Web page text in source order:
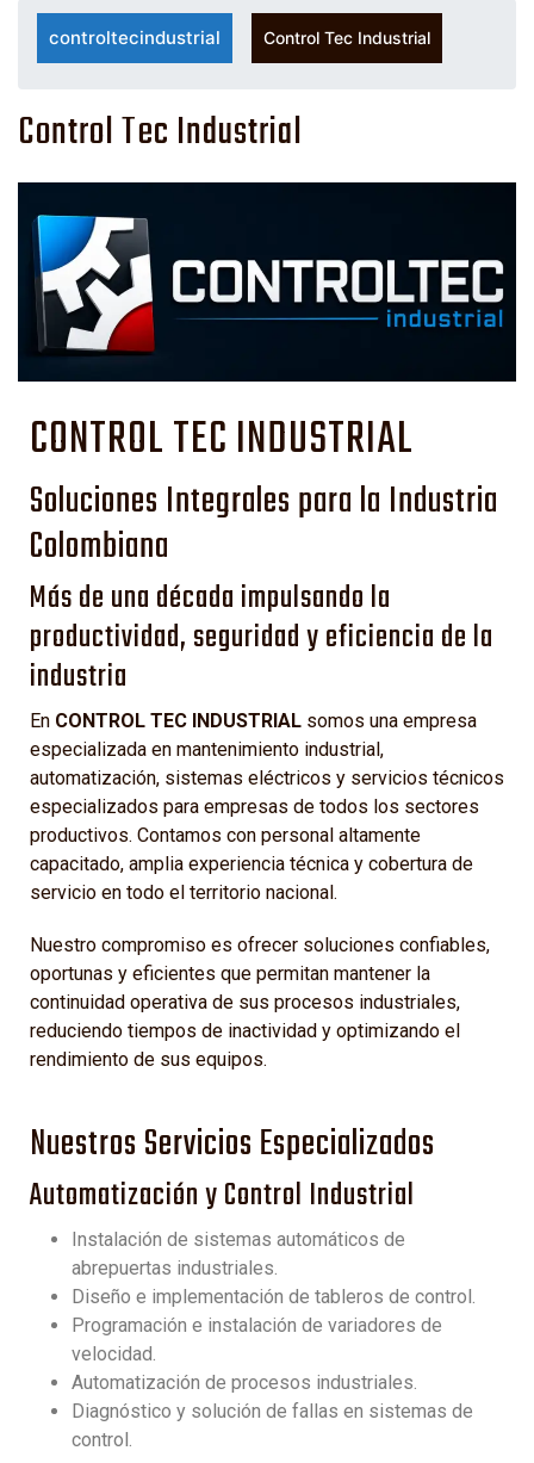
controltecindustrial Control Tec Industrial
Control Tec Industrial
CONTROL TEC INDUSTRIAL
Soluciones Integrales para la Industria
Colombiana
Más de una década impulsando la
productividad, seguridad y eficiencia de la
industria
En CONTROL TEC INDUSTRIAL somos una empresa
especializada en mantenimiento industrial,
automatización, sistemas eléctricos y servicios técnicos
especializados para empresas de todos los sectores
productivos. Contamos con personal altamente
capacitado, amplia experiencia técnica y cobertura de
servicio en todo el territorio nacional.
Nuestro compromiso es ofrecer soluciones confiables,
oportunas y eficientes que permitan mantener la
continuidad operativa de sus procesos industriales,
reduciendo tiempos de inactividad y optimizando el
rendimiento de sus equipos.
Nuestros Servicios Especializados
Automatización y Control Industrial
Instalación de sistemas automáticos de
abrepuertas industriales.
Diseño e implementación de tableros de control.
Programación e instalación de variadores de
velocidad.
Automatización de procesos industriales.
Diagnóstico y solución de fallas en sistemas de
control.